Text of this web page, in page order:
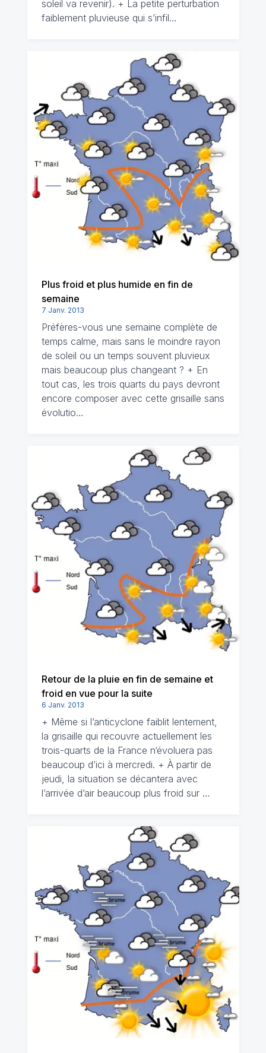
soleil va revenir). + La petite perturbation
faiblement pluvieuse qui s’infil…
Plus froid et plus humide en fin de
semaine
7 Janv. 2013
Préfères-vous une semaine complète de
temps calme, mais sans le moindre rayon
de soleil ou un temps souvent pluvieux
mais beaucoup plus changeant ? + En
tout cas, les trois quarts du pays devront
encore composer avec cette grisaille sans
évolutio…
Retour de la pluie en fin de semaine et
froid en vue pour la suite
6 Janv. 2013
+ Même si l’anticyclone faiblit lentement,
la grisaille qui recouvre actuellement les
trois-quarts de la France n‘évoluera pas
beaucoup d’ici à mercredi. + À partir de
jeudi, la situation se décantera avec
l’arrivée d’air beaucoup plus froid sur …